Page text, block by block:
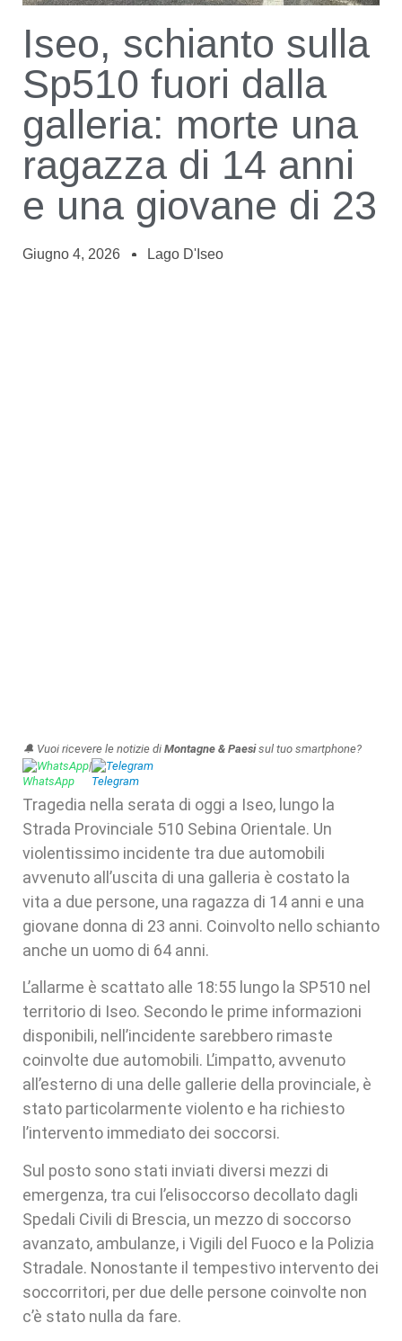
Iseo, schianto sulla
Sp510 fuori dalla
galleria: morte una
ragazza di 14 anni
e una giovane di 23
Giugno 4, 2026 Lago D'Iseo
🔔 Vuoi ricevere le notizie di Montagne & Paesisul tuo smartphone?
WhatsApp| Telegram
Tragedia nella serata di oggi a Iseo, lungo la
Strada Provinciale 510 Sebina Orientale. Un
violentissimo incidente tra due automobili
avvenuto all’uscita di una galleria è costato la
vita a due persone, una ragazza di 14 anni e una
giovane donna di 23 anni. Coinvolto nello schianto
anche un uomo di 64 anni.
L’allarme è scattato alle 18:55 lungo la SP510 nel
territorio di Iseo. Secondo le prime informazioni
disponibili, nell’incidente sarebbero rimaste
coinvolte due automobili. L’impatto, avvenuto
all’esterno di una delle gallerie della provinciale, è
stato particolarmente violento e ha richiesto
l’intervento immediato dei soccorsi.
Sul posto sono stati inviati diversi mezzi di
emergenza, tra cui l’elisoccorso decollato dagli
Spedali Civili di Brescia, un mezzo di soccorso
avanzato, ambulanze, i Vigili del Fuoco e la Polizia
Stradale. Nonostante il tempestivo intervento dei
soccorritori, per due delle persone coinvolte non
c’è stato nulla da fare.